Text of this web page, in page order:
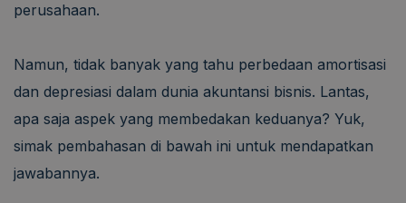
perusahaan.
Namun, tidak banyak yang tahu perbedaan amortisasi
dan depresiasi dalam dunia akuntansi bisnis. Lantas,
apa saja aspek yang membedakan keduanya? Yuk,
simak pembahasan di bawah ini untuk mendapatkan
jawabannya.